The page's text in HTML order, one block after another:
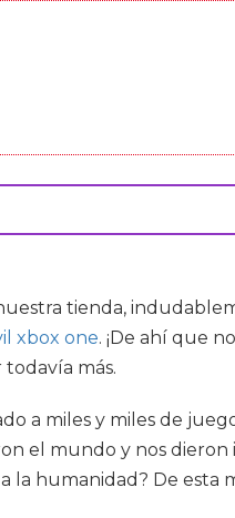
tienda,
xbox one. ¡De ahí que
más.
a miles y miles de
el mundo y nos
humanidad? De esta